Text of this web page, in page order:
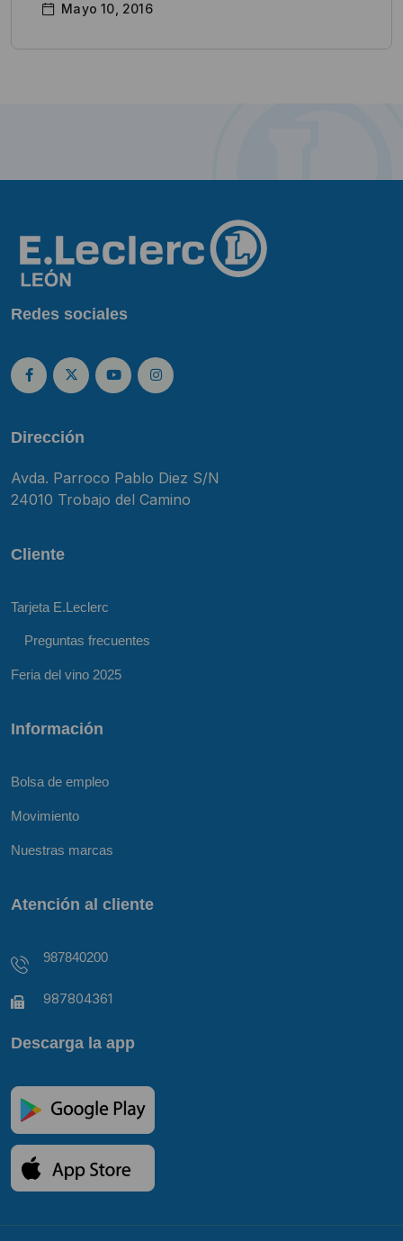
Mayo 10, 2016
Redes sociales
Dirección
Avda. Parroco Pablo Diez S/N
24010 Trobajo del Camino
Cliente
Tarjeta E.Leclerc
Preguntas frecuentes
Feria del vino 2025
Información
Bolsa de empleo
Movimiento
Nuestras marcas
Atención al cliente
987840200
987804361
Descarga la app